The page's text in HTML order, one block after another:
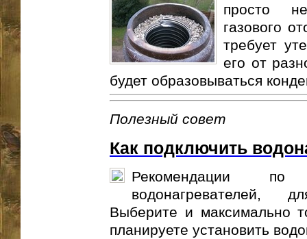
просто
газового
требует
его от
будет образовываться
Полезный совет
Как подключить
Рекомендации по
водонагревателей,
Выберите и максимально
планируете установить